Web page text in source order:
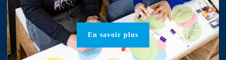
En savoir plus